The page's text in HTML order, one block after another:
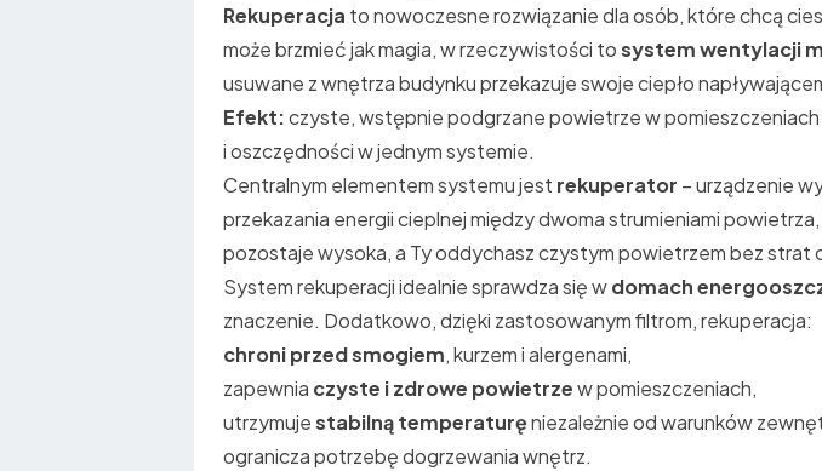
Rekuperacja to nowoczesne rozwiązanie dla osób, które chcą
może brzmieć jak magia, w rzeczywistości tosystem wentylacji
usuwane z wnętrza budynku przekazuje swoje ciepło
Efekt:czyste, wstępnie podgrzane powietrze w pomieszczeniach
i oszczędności w jednym systemie.
Centralnym elementem systemu jest rekuperator – urządzenie
przekazania energii cieplnej między dwoma strumieniami
pozostaje wysoka, a Ty oddychasz czystym powietrzem bez strat
System rekuperacji idealnie sprawdza się wdomach
znaczenie. Dodatkowo, dzięki zastosowanym filtrom, rekuperacja:
chroni przed smogiem, kurzem i alergenami,
zapewnia czyste i zdrowe powietrzew pomieszczeniach,
utrzymujestabilną temperaturęniezależnie od warunków
ogranicza potrzebę dogrzewania wnętrz.